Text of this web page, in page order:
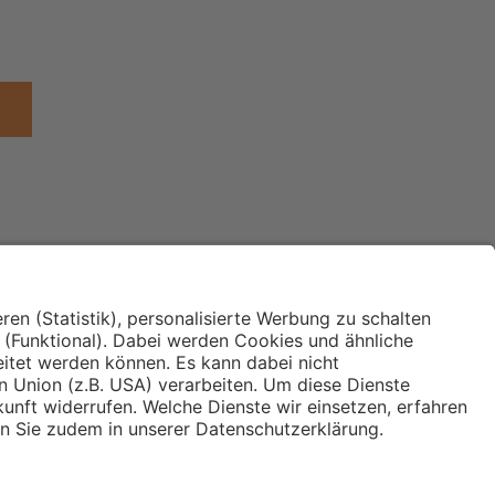
Institut für Makroökonomie
und Konjunkturforschung